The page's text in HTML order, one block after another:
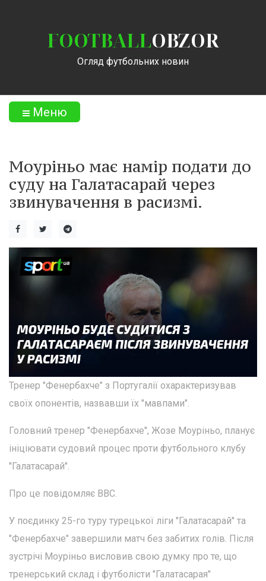
FOOTBALLOBZOR
Огляд футбольних новин
Меню
Моуріньо має намір подати до
суду на Галатасарай через
звинувачення в расизмі.
Тренер "Фенербахче" з Португалії охарактеризував
своїх опонентів, назвавши їх "мавпами".
Головний тренер "Фенербахче", Жозе Моуріньо, планує
ініціювати судовий процес проти футбольного клубу
"Галатасарай".
Про це повідомляє BBC.
У поєдинку 25-го туру турецької ліги "Галатасарай" та
"Фенербахче" завершили матч без забитих голів. Після
зустрічі Моуріньо висловив свою думку про те, що
тренерський склад і футболісти "Галатасарая"